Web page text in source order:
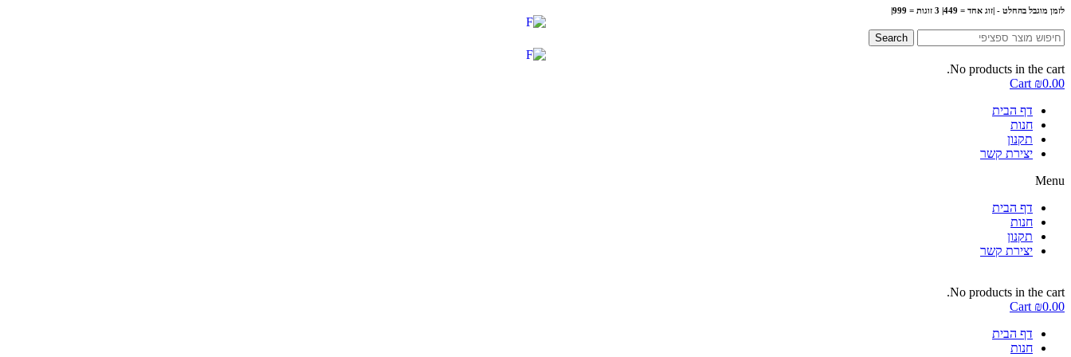
לזמן מוגבל בהחלט - |זוג אחד = 449| 3 זוגות = 999|
Search
No products in the cart.
₪0.00
Cart
דף הבית
חנות
תקנון
יצירת קשר
Menu
דף הבית
חנות
תקנון
יצירת קשר
No products in the cart.
₪0.00
Cart
דף הבית
חנות